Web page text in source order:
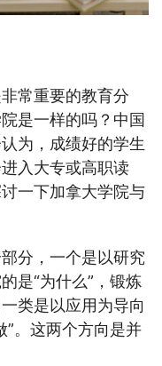
常重要的教育分
是一样的吗？中国
为，成绩好的学生
入大专或高职读
一下加拿大学院与
分，一个是以研究
是“为什么”，锻炼
类是以应用为导向
”。这两个方向是并